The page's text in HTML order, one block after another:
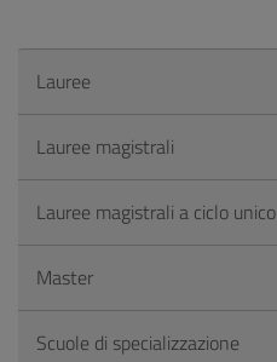
Lauree
Lauree magistrali
Lauree magistrali a ciclo unico
Master
Scuole di specializzazione